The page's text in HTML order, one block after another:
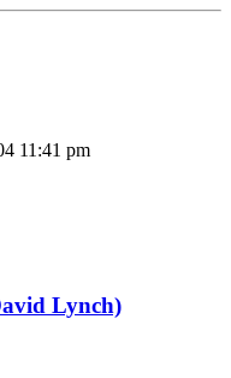
11:41 pm
Lynch)